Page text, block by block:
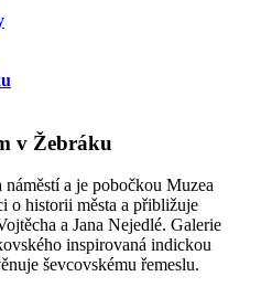
v Žebráku
a je pobočkou Muzea
o historii města a přibližuje
a Jana Nejedlé. Galerie
inspirovaná indickou
ševcovskému řemeslu.